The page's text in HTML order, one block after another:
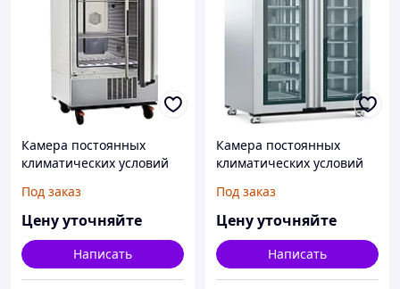
Камера постоянных
климатических условий
Под заказ
Цену уточняйте
Написать
Камера постоянных
климатических условий
Memmert HPP1400
Под заказ
Цену уточняйте
Написать